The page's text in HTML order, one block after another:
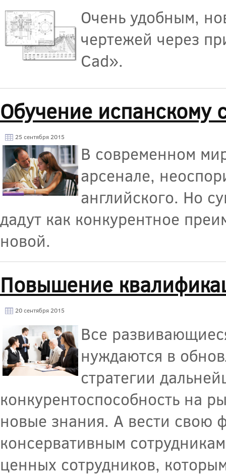
Очень удобным,
чертежей через
Cad».
Обучение испанскому
25 сентября 2015
В современном
арсенале,
английского. Но
дадут как конкурентное
новой.
Повышение
20 сентября 2015
Все
нуждаются в
стратегии
конкурентоспособность на
новые знания. А вести свою
консервативным
ценных сотрудников,